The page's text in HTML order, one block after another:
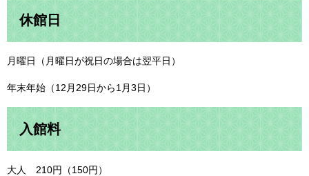
休館日
月曜日（月曜日が祝日の場合は翌平日）
年末年始（12月29日から1月3日）
入館料
大人 210円（150円）